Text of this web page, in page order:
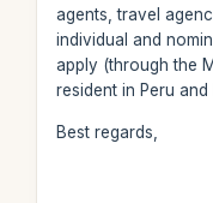
agents, travel
individual and
apply (through the
resident in Peru and
Best regards,